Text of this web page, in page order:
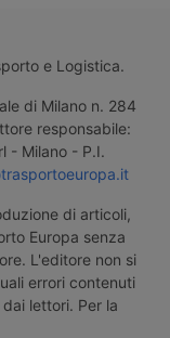
e Logistica.
di Milano n. 284
responsabile:
- Milano - P.I.
di articoli,
Europa senza
L'editore non si
errori contenuti
lettori. Per la